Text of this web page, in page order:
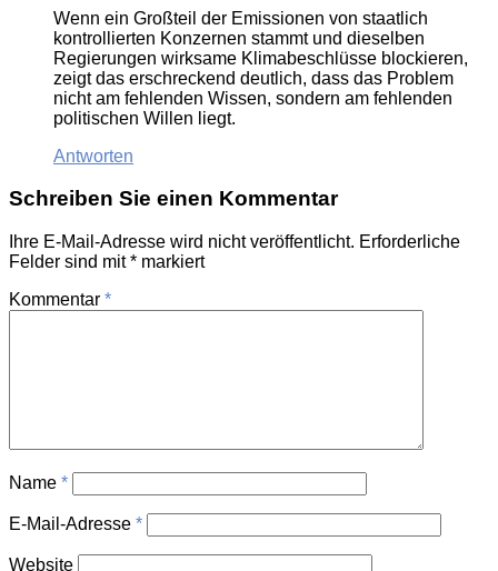
Wenn ein Großteil der Emissionen von staatlich
kontrollierten Konzernen stammt und dieselben
Regierungen wirksame Klimabeschlüsse blockieren,
zeigt das erschreckend deutlich, dass das Problem
nicht am fehlenden Wissen, sondern am fehlenden
politischen Willen liegt.
Antworten
Schreiben Sie einen Kommentar
Ihre E-Mail-Adresse wird nicht veröffentlicht. Erforderliche
Felder sind mit* markiert
Kommentar *
Name *
E-Mail-Adresse *
Website